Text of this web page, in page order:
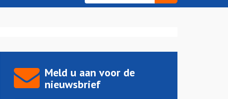
Meld u aan voor de
nieuwsbrief